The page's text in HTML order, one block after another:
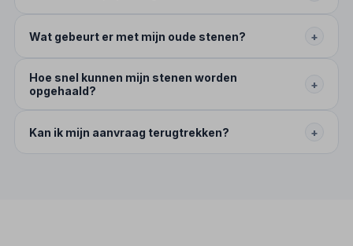
Wat gebeurt er met mijn oude stenen? +
Hoe snel kunnen mijn stenen worden
opgehaald?
+
Kan ik mijn aanvraag terugtrekken? +